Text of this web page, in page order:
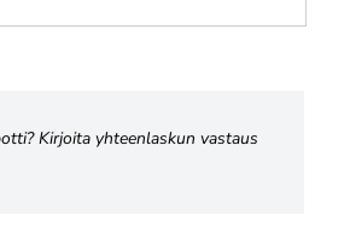
Kirjoita yhteenlaskun vastaus